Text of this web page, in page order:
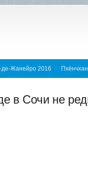
де-Жанейро 2016
в Сочи не